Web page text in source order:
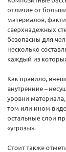
отличие от
материалов,
сверхнадежных
безопасны для
несколько
каждый из
Как правило,
внутренние –
уровни
том или ином
остальные слои
«угрозы».
Стоит также